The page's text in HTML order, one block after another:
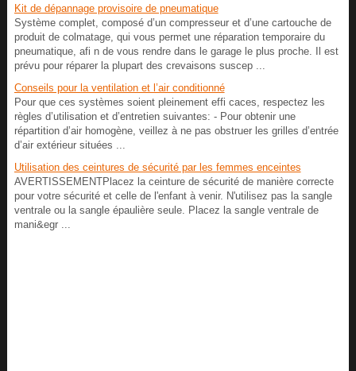
Kit de dépannage provisoire de pneumatique
Système complet, composé d’un compresseur et d’une cartouche de
produit de colmatage, qui vous permet une réparation temporaire du
pneumatique, afi n de vous rendre dans le garage le plus proche. Il est
prévu pour réparer la plupart des crevaisons suscep ...
Conseils pour la ventilation et l’air conditionné
Pour que ces systèmes soient pleinement effi caces, respectez les
règles d’utilisation et d’entretien suivantes: - Pour obtenir une
répartition d’air homogène, veillez à ne pas obstruer les grilles d’entrée
d’air extérieur situées ...
Utilisation des ceintures de sécurité par les femmes enceintes
AVERTISSEMENTPlacez la ceinture de sécurité de manière correcte
pour votre sécurité et celle de l'enfant à venir. N'utilisez pas la sangle
ventrale ou la sangle épaulière seule. Placez la sangle ventrale de
mani&egr ...